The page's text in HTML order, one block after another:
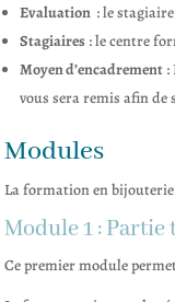
Evaluation : le
Stagiaires : le centre
Moyen d’encadrement :
vous sera remis afin
Modules
La formation en
Module 1 :
Ce premier module